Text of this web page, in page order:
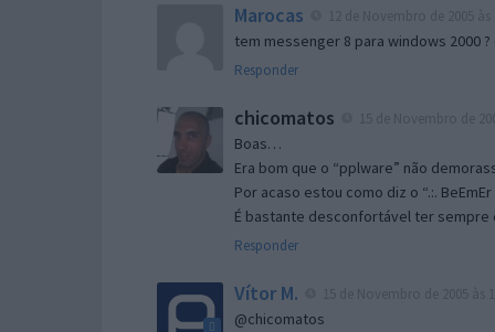
Marocas
tem messenger 8 para windows 2000
Responder
chicomatos
Boas…
Era bom que o “pplware” não
Por acaso estou como diz o “.:.
É bastante desconfortável ter sempre
Responder
Vítor M.
@chicomatos